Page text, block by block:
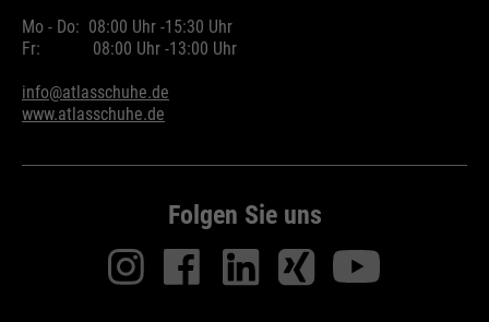
Mo - Do: 08:00 Uhr -15:30 Uhr
Fr:
08:00 Uhr -13:00 Uhr
info@atlasschuhe.de
www.atlasschuhe.de
Folgen Sie uns